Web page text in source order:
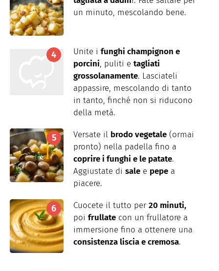
un minuto, mescolando bene.
Unite i funghi champignon e
porcini, puliti e tagliati
grossolanamente. Lasciateli
appassire, mescolando di tanto
in tanto, finché non si riducono
della metà.
Versate il brodo vegetale (ormai
pronto) nella padella fino a
coprire i funghi e le patate.
Aggiustate di sale e pepe a
piacere.
Cuocete il tutto per 20 minuti,
poi frullate con un frullatore a
immersione fino a ottenere una
consistenza liscia e cremosa.